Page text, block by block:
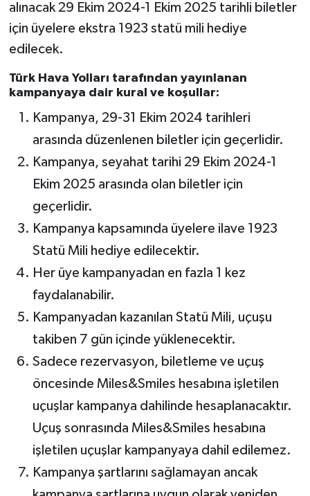
alınacak 29 Ekim 2024-1 Ekim 2025 tarihli biletler
için üyelere ekstra 1923 statü mili hediye
edilecek.
Türk Hava Yolları tarafından yayınlanan
kampanyaya dair kural ve koşullar:
Kampanya, 29-31 Ekim 2024 tarihleri
arasında düzenlenen biletler için geçerlidir.
Kampanya, seyahat tarihi 29 Ekim 2024-1
Ekim 2025 arasında olan biletler için
geçerlidir.
Kampanya kapsamında üyelere ilave 1923
Statü Mili hediye edilecektir.
Her üye kampanyadan en fazla 1 kez
faydalanabilir.
Kampanyadan kazanılan Statü Mili, uçuşu
takiben 7 gün içinde yüklenecektir.
Sadece rezervasyon, biletleme ve uçuş
öncesinde Miles&Smiles hesabına işletilen
uçuşlar kampanya dahilinde hesaplanacaktır.
Uçuş sonrasında Miles&Smiles hesabına
işletilen uçuşlar kampanyaya dahil edilemez.
Kampanya şartlarını sağlamayan ancak